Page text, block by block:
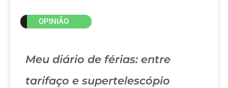
OPINIÃO
Meu diário de férias: entre
tarifaço e supertelescópio